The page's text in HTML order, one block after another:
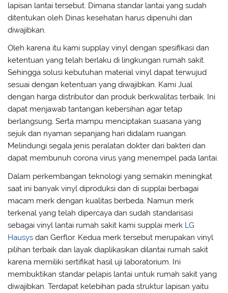
lapisan lantai tersebut. Dimana standar lantai yang sudah
ditentukan oleh Dinas kesehatan harus dipenuhi dan
diwajibkan.
Oleh karena itu kami supplay vinyl dengan spesifikasi dan
ketentuan yang telah berlaku di lingkungan rumah sakit.
Sehingga solusi kebutuhan material vinyl dapat terwujud
sesuai dengan ketentuan yang diwajibkan. Kami Jual
dengan harga distributor dan produk berkwalitas terbaik. Ini
dapat menjawab tantangan kebersihan agar tetap
berlangsung, Serta mampu menciptakan suasana yang
sejuk dan nyaman sepanjang hari didalam ruangan.
Melindungi segala jenis peralatan dokter dari bakteri dan
dapat membunuh corona virus yang menempel pada lantai.
Dalam perkembangan teknologi yang semakin meningkat
saat ini banyak vinyl diproduksi dan di supplai berbagai
macam merk dengan kualitas berbeda. Namun merk
terkenal yang telah dipercaya dan sudah standarisasi
sebagai vinyl lantai rumah sakit kami supplai merk LG
Hausys dan Gerflor. Kedua merk tersebut merupakan vinyl
pilihan terbaik dan layak diaplikasikan dilantai rumah sakit
karena memiliki sertifikat hasil uji laboratorium. Ini
membuktikan standar pelapis lantai untuk rumah sakit yang
diwajibkan. Terdapat kelebihan pada struktur lapisan yaitu